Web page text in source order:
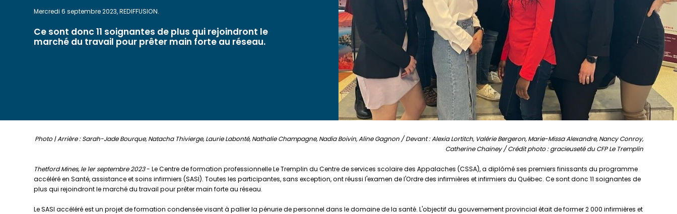
Mercredi 6 septembre 2023, REDIFFUSION.
Ce sont donc 11 soignantes de plus qui rejoindront le
marché du travail pour prêter main forte au réseau.
Photo | Arrière : Sarah-Jade Bourque, Natacha Thivierge, Laurie Labonté, Nathalie Champagne, Nadia Boivin, Aline Gagnon / Devant : Alexia Lortitch, Valérie Bergeron, Marie-Missa Alexandre, Nancy Conroy,
Catherine Chainey / Crédit photo : gracieuseté du CFP Le Tremplin
Thetford Mines, le 1er septembre 2023- Le Centre de formation professionnelle Le Tremplin du Centre de services scolaire des Appalaches (CSSA), a diplômé ses premiers finissants du programme
accéléré en Santé, assistance et soins infirmiers (SASI). Toutes les participantes, sans exception, ont réussi l'examen de l'Ordre des infirmières et infirmiers du Québec. Ce sont donc 11 soignantes de
plus qui rejoindront le marché du travail pour prêter main forte au réseau.
Le SASI accéléré est un projet de formation condensée visant à pallier la pénurie de personnel dans le domaine de la santé. L'objectif du gouvernement provincial était de former 2 000 infirmières et